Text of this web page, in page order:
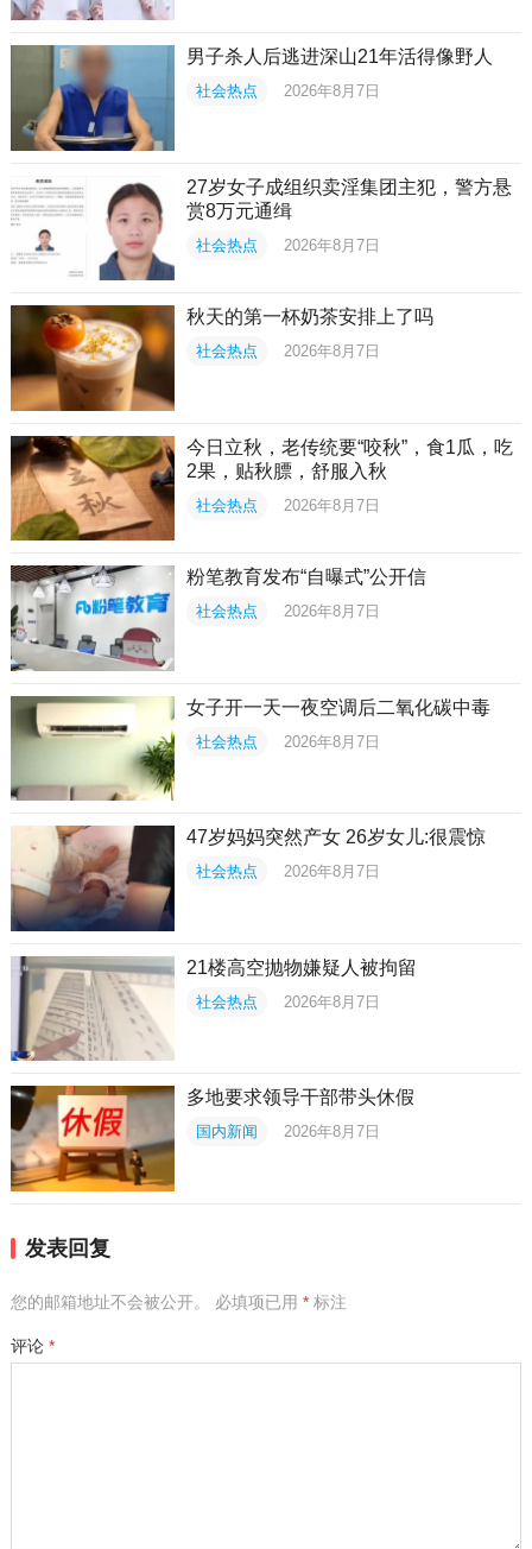
男子杀人后逃进深山21年活得像野人
社会热点 2026年8月7日
27岁女子成组织卖淫集团主犯，警方悬
赏8万元通缉
社会热点 2026年8月7日
秋天的第一杯奶茶安排上了吗
社会热点 2026年8月7日
今日立秋，老传统要“咬秋”，食1瓜，吃
2果，贴秋膘，舒服入秋
社会热点 2026年8月7日
粉笔教育发布“自曝式”公开信
社会热点 2026年8月7日
女子开一天一夜空调后二氧化碳中毒
社会热点 2026年8月7日
47岁妈妈突然产女 26岁女儿:很震惊
社会热点 2026年8月7日
21楼高空抛物嫌疑人被拘留
社会热点 2026年8月7日
多地要求领导干部带头休假
国内新闻 2026年8月7日
发表回复
您的邮箱地址不会被公开。 必填项已用 *标注
评论 *